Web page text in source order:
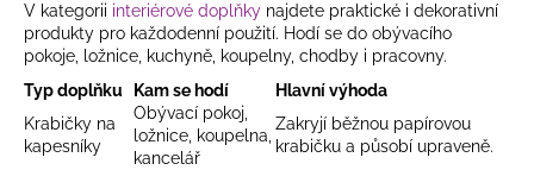
V kategorii interiérové doplňky najdete praktické i dekorativní
produkty pro každodenní použití. Hodí se do obývacího
pokoje, ložnice, kuchyně, koupelny, chodby i pracovny.
Typ doplňku
Kam se hodí
Hlavní výhoda
Krabičky na
kapesníky
Obývací pokoj,
ložnice, koupelna,
kancelář
Zakryjí běžnou papírovou
krabičku a působí upraveně.